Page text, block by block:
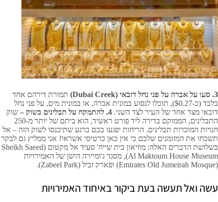
3. סעו על אברה על פני נחל דובאי (Dubai Creek)
תמורת דירהם אחד
בלבד (כ-$0.27), תוכלו לנסוע במונית אברה, או במונית מים, על פני נחל
דובאי מצד אחד של העיר לצד השני.
4. להתמקח על תבלינים בשוק – שוק
התבלינים, הממוקם בדירה ליד פורט ראשיד, הוא ביתם של יותר מ-250
חנויות המוכרות תבלינים. הריחות יפגעו בכם ברגע שתיכנסו לשוק הזה – אל
תשכחו את המזומנים שלכם כי אין כאן כרטיסי אשראי! אני ממליץ גם לבקר
בשלושת הדברים האלה: מוזיאון בית שייח' סעיד אל מקטום (Sheikh Saeed
Al Maktoum House Museum), מסגד ג'ומיירה הישן של האמירויות
(Emirates Old Jumeirah Mosque) ופארק זביל (Zabeel Park).
עשה ואל תעשה בעת ביקור באיחוד האמירויות